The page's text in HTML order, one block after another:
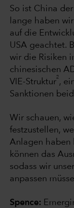
So ist China
lange haben
auf die
USA geachtet.
wir die Risiken
chinesischen
VIE-Struktur
2
,
Sanktionen
Wir schauen,
festzustellen,
Anlagen haben
können das
sodass wir
anpassen
Spence: